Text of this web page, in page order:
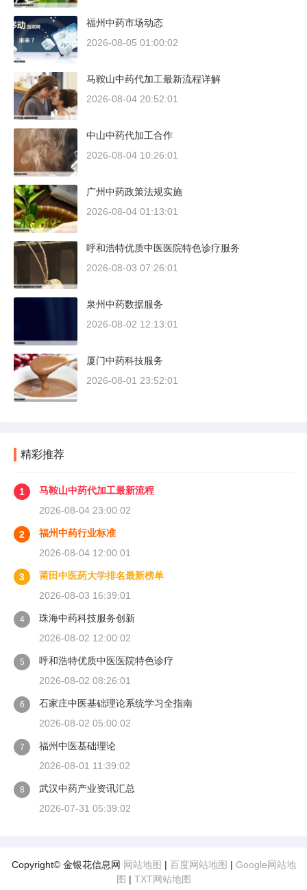
福州中药市场动态
2026-08-05 01:00:02
马鞍山中药代加工最新流程详解
2026-08-04 20:52:01
中山中药代加工合作
2026-08-04 10:26:01
广州中药政策法规实施
2026-08-04 01:13:01
呼和浩特优质中医医院特色诊疗服务
2026-08-03 07:26:01
泉州中药数据服务
2026-08-02 12:13:01
厦门中药科技服务
2026-08-01 23:52:01
精彩推荐
1
马鞍山中药代加工最新流程
2026-08-04 23:00:02
2
福州中药行业标准
2026-08-04 12:00:01
3
莆田中医药大学排名最新榜单
2026-08-03 16:39:01
4
珠海中药科技服务创新
2026-08-02 12:00:02
5
呼和浩特优质中医医院特色诊疗
2026-08-02 08:26:01
6
石家庄中医基础理论系统学习全指南
2026-08-02 05:00:02
7
福州中医基础理论
2026-08-01 11:39:02
8
武汉中药产业资讯汇总
2026-07-31 05:39:02
Copyright© 金银花信息网 网站地图 | 百度网站地图 | Google网站地
图 | TXT网站地图